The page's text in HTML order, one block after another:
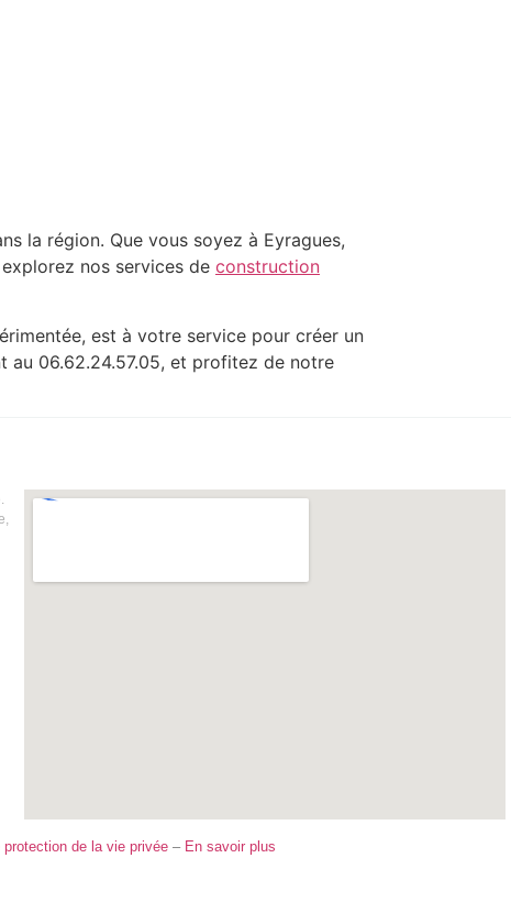
la région. Que vous soyez à Eyragues,
nos services de construction
est à votre service pour créer un
au 06.62.24.57.05, et profitez de notre
protection de la vie privée – En savoir plus